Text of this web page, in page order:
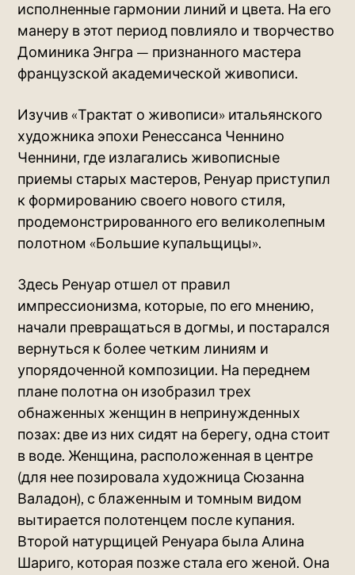
исполненные гармонии линий и цвета. На его
манеру в этот период повлияло и творчество
Доминика Энгра — признанного мастера
французской академической живописи.
Изучив «Трактат о живописи» итальянского
художника эпохи Ренессанса Ченнино
Ченнини, где излагались живописные
приемы старых мастеров, Ренуар приступил
к формированию своего нового стиля,
продемонстрированного его великолепным
полотном «Большие купальщицы».
Здесь Ренуар отшел от правил
импрессионизма, которые, по его мнению,
начали превращаться в догмы, и постарался
вернуться к более четким линиям и
упорядоченной композиции. На переднем
плане полотна он изобразил трех
обнаженных женщин в непринужденных
позах: две из них сидят на берегу, одна стоит
в воде. Женщина, расположенная в центре
(для нее позировала художница Сюзанна
Валадон), с блаженным и томным видом
вытирается полотенцем после купания.
Второй натурщицей Ренуара была Алина
Шариго, которая позже стала его женой. Она